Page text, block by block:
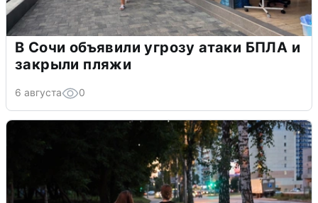
В Сочи объявили угрозу атаки БПЛА и
закрыли пляжи
6 августа 0